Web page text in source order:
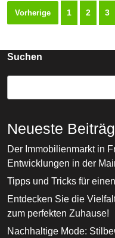
der
Vorherige 1 2 3
Suchen
Neueste
Der Immobilienmarkt in
Entwicklungen in der
Tipps und Tricks für
Entdecken Sie die
zum perfekten Zuhause!
Nachhaltige Mode: